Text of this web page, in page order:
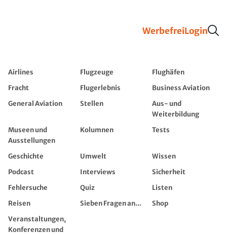
WerbefreiLogin
Airlines Flugzeuge
Flughäfen
Fracht
Flugerlebnis
Business Aviation
General Aviation
Stellen
Aus- und
Weiterbildung
Museen und
Ausstellungen
Kolumnen Tests
Geschichte Umwelt
Wissen
Podcast
Interviews
Sicherheit
Fehlersuche
Quiz
Listen
Reisen
Sieben Fragen an...
Shop
Veranstaltungen,
Konferenzen und